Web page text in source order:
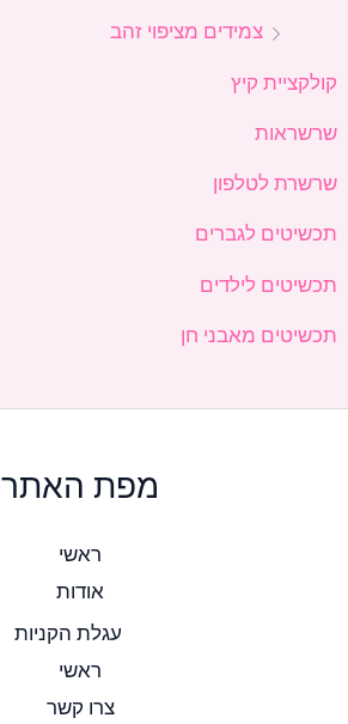
צמידים מציפוי זהב
קולקציית קיץ
שרשראות
שרשרת לטלפון
תכשיטים לגברים
תכשיטים לילדים
תכשיטים מאבני חן
מפת האתר
ראשי
אודות
עגלת הקניות
ראשי
צרו קשר